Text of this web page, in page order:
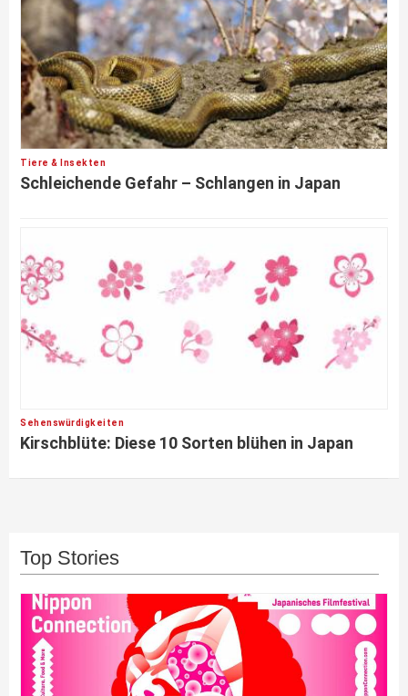
Tiere & Insekten
Schleichende Gefahr – Schlangen in Japan
Sehenswürdigkeiten
Kirschblüte: Diese 10 Sorten blühen in Japan
Top Stories